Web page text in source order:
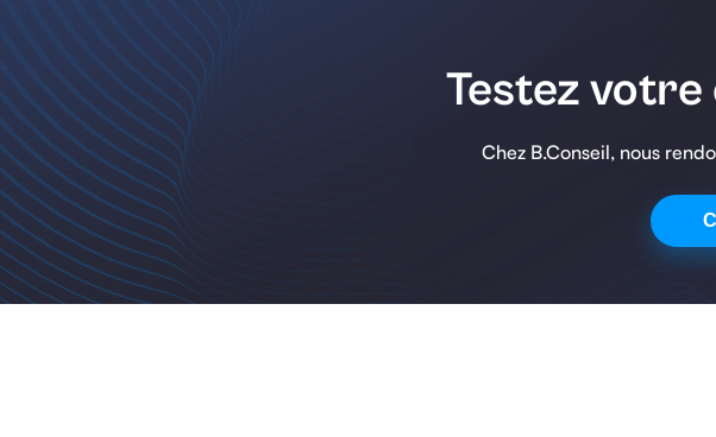
Testez votre
Chez B.Conseil, nous